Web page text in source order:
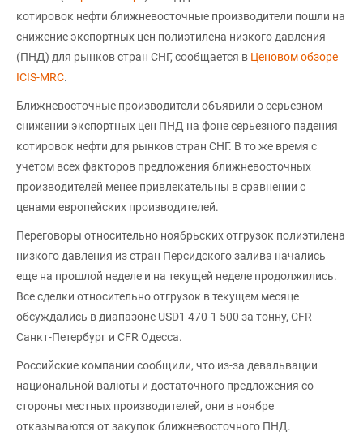
котировок нефти ближневосточные производители пошли на
снижение экспортных цен полиэтилена низкого давления
(ПНД) для рынков стран СНГ, сообщается в Ценовом обзоре
ICIS-MRC.
Ближневосточные производители объявили о серьезном
снижении экспортных цен ПНД на фоне серьезного падения
котировок нефти для рынков стран СНГ. В то же время с
учетом всех факторов предложения ближневосточных
производителей менее привлекательны в сравнении с
ценами европейских производителей.
Переговоры относительно ноябрьских отгрузок полиэтилена
низкого давления из стран Персидского залива начались
еще на прошлой неделе и на текущей неделе продолжились.
Все сделки относительно отгрузок в текущем месяце
обсуждались в диапазоне USD1 470-1 500 за тонну, CFR
Санкт-Петербург и CFR Одесса.
Российские компании сообщили, что из-за девальвации
национальной валюты и достаточного предложения со
стороны местных производителей, они в ноябре
отказываются от закупок ближневосточного ПНД.